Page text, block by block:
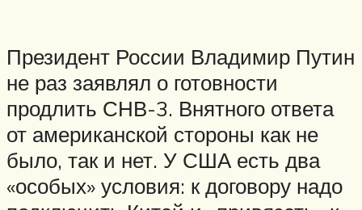
Президент России Владимир Путин
не раз заявлял о готовности
продлить СНВ-3. Внятного ответа
от американской стороны как не
было, так и нет. У США есть два
«особых» условия: к договору надо